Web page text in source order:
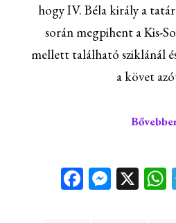
hogy IV. Béla király a
során megpihent a Kis-
mellett található sziklánál
a követ
Facebook
X